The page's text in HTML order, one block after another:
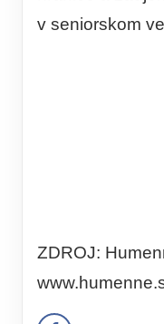
v seniorskom
ZDROJ: